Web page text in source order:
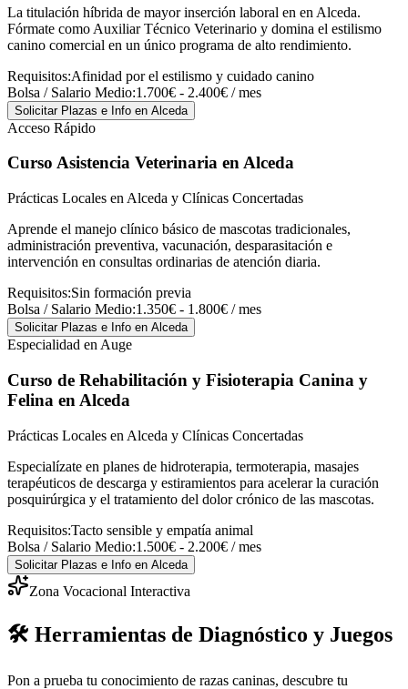
La titulación híbrida de mayor inserción laboral en en Alceda.
Fórmate como Auxiliar Técnico Veterinario y domina el estilismo
canino comercial en un único programa de alto rendimiento.
Requisitos:Afinidad por el estilismo y cuidado canino
Bolsa / Salario Medio:1.700€ - 2.400€ / mes
Solicitar Plazas e Info en Alceda
Acceso Rápido
Curso Asistencia Veterinaria en Alceda
Prácticas Locales en Alceda y Clínicas Concertadas
Aprende el manejo clínico básico de mascotas tradicionales,
administración preventiva, vacunación, desparasitación e
intervención en consultas ordinarias de atención diaria.
Requisitos:Sin formación previa
Bolsa / Salario Medio:1.350€ - 1.800€ / mes
Solicitar Plazas e Info en Alceda
Especialidad en Auge
Curso de Rehabilitación y Fisioterapia Canina y
Felina en Alceda
Prácticas Locales en Alceda y Clínicas Concertadas
Especialízate en planes de hidroterapia, termoterapia, masajes
terapéuticos de descarga y estiramientos para acelerar la curación
posquirúrgica y el tratamiento del dolor crónico de las mascotas.
Requisitos:Tacto sensible y empatía animal
Bolsa / Salario Medio:1.500€ - 2.200€ / mes
Solicitar Plazas e Info en Alceda
Zona Vocacional Interactiva
🛠️ Herramientas de Diagnóstico y Juegos
Pon a prueba tu conocimiento de razas caninas, descubre tu